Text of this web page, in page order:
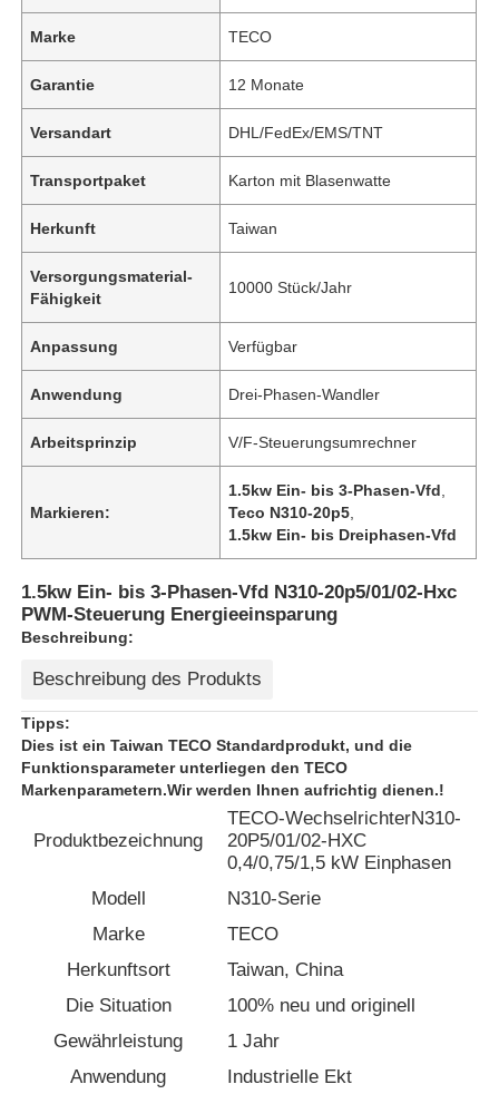
Startseite
Produkte
Über uns
Fabrik Tour
Marke TECO
Garantie 12 Monate
Versandart DHL/FedEx/EMS/TNT
Transportpaket Karton mit Blasenwatte
Herkunft Taiwan
Versorgungsmaterial-
Fähigkeit
10000 Stück/Jahr
Anpassung Verfügbar
Anwendung Drei-Phasen-Wandler
Arbeitsprinzip V/F-Steuerungsumrechner
Markieren:
1.5kw Ein- bis 3-Phasen-Vfd
Teco N310-20p5
1.5kw Ein- bis Dreiphasen-Vfd
1.5kw Ein- bis 3-Phasen-Vfd N310-20p5/01/02-Hxc
PWM-Steuerung Energieeinsparung
Beschreibung:
Beschreibung des Produkts
Tipps:
Dies ist ein Taiwan TECO Standardprodukt, und die
Funktionsparameter unterliegen den TECO
Markenparametern.Wir werden Ihnen aufrichtig dienen.!
Produktbezeichnung
TECO-WechselrichterN310-
20P5/01/02-HXC
0,4/0,75/1,5 kW Einphasen
Modell
N310-Serie
Marke
TECO
Herkunftsort
Taiwan, China
Die Situation
100% neu und originell
Gewährleistung
1 Jahr
Anwendung
Industrielle Ekt